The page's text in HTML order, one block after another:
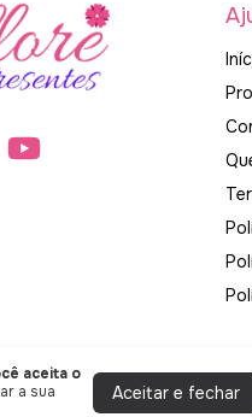
aceita o
a sua
Aceitar e fechar
Presentes Perfumados